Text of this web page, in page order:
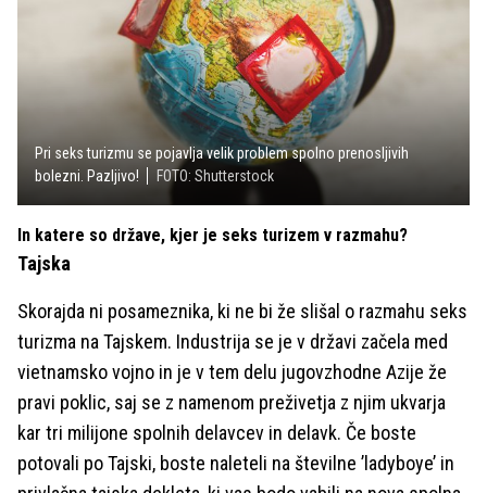
Pri seks turizmu se pojavlja velik problem spolno prenosljivih
bolezni. Pazljivo!
FOTO: Shutterstock
In katere so države, kjer je seks turizem v razmahu?
Tajska
Skorajda ni posameznika, ki ne bi že slišal o razmahu seks
turizma na Tajskem. Industrija se je v državi začela med
vietnamsko vojno in je v tem delu jugovzhodne Azije že
pravi poklic, saj se z namenom preživetja z njim ukvarja
kar tri milijone spolnih delavcev in delavk. Če boste
potovali po Tajski, boste naleteli na številne ’ladyboye’ in